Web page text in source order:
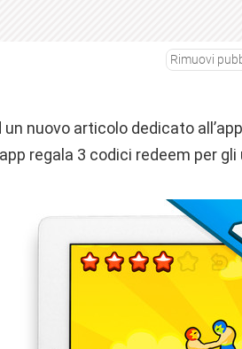
Rimuovi
nuovo articolo dedicato
regala 3 codici redeem per